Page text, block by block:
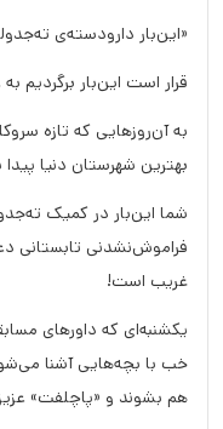
«این‌بار دارودسته‌ی
قرار است این‌بار
به آن‌روزهایی که تازه
بهترین شهرستان دنیا
شما این‌بار در کمیک
فراموش‌نشدنی تابستانی
غریب است!
یکشنبه‌ای که داورهای
خب با بچه‌هایی آشنا
هم بشوند و «پاچلفت»